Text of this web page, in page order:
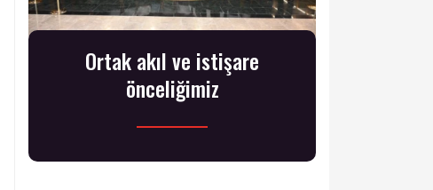
Ortak akıl ve istişare
önceliğimiz